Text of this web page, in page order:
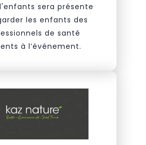
sera présente
les enfants des
de santé
à l’événement.